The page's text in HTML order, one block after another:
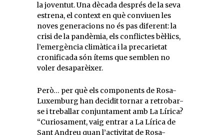
la joventut. Una dècada després de la seva
estrena, el context en què conviuen les
noves generacions no és pas diferent: la
crisi de la pandèmia, els conflictes bèl·lics,
l’emergència climàtica i la precarietat
cronificada són ítems que semblen no
voler desaparèixer.
Però… per què els components de Rosa-
Luxemburg han decidit tornar a retrobar-
se i treballar conjuntament amb La Lírica?
“Curiosament, vaig entrar a La Lírica de
Sant Andreu quan l’activitat de Rosa-